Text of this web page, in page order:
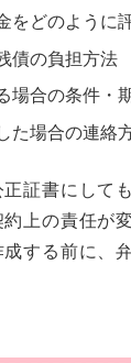
をどのように
債の負担方法
場合の条件・
た場合の連絡
証書にして
上の責任が
する前に、